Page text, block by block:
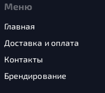
Меню
Главная
Доставка и оплата
Контакты
Брендирование